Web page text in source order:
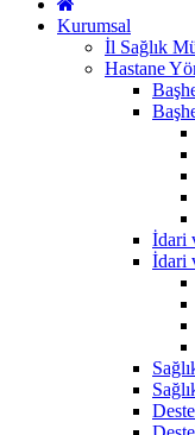
Kurumsal
İl Sağlık
Hastane
İdari
İdari